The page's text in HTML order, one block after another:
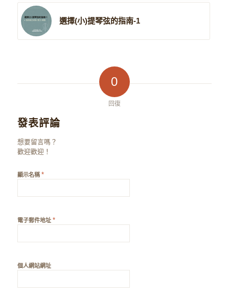
選擇(小)提琴弦的指南-1
0
回復
發表評論
想要留言嗎？
歡迎歡迎！
顯示名稱 *
電子郵件地址 *
個人網站網址